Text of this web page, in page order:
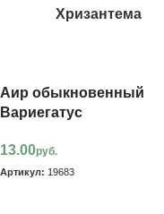
Хризантема
Аир обыкновенный
Вариегатус
13.00руб.
Артикул: 19683